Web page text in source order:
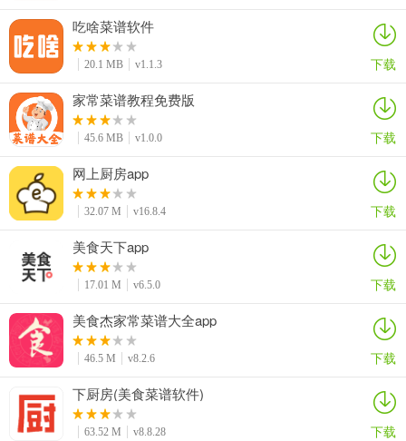
吃啥菜谱软件
20.1 MB v1.1.3 下载
家常菜谱教程免费版
45.6 MB v1.0.0 下载
网上厨房app
32.07 M v16.8.4 下载
美食天下app
17.01 M v6.5.0 下载
美食杰家常菜谱大全app
46.5 M v8.2.6 下载
下厨房(美食菜谱软件)
63.52 M v8.8.28 下载